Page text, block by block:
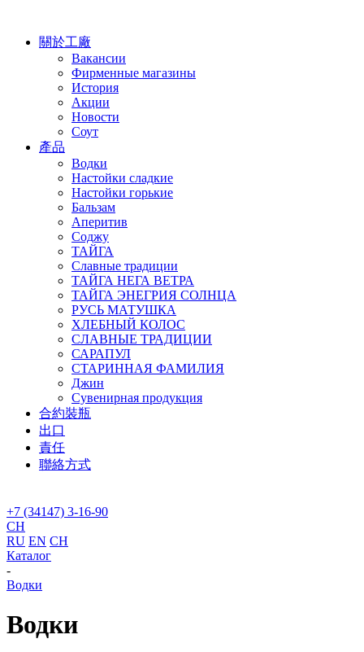
關於工廠
Вакансии
Фирменные магазины
История
Акции
Новости
Соут
產品
Водки
Настойки сладкие
Настойки горькие
Бальзам
Аперитив
Соджу
ТАЙГА
Славные традиции
ТАЙГА НЕГА ВЕТРА
ТАЙГА ЭНЕГРИЯ СОЛНЦА
РУСЬ МАТУШКА
ХЛЕБНЫЙ КОЛОС
СЛАВНЫЕ ТРАДИЦИИ
САРАПУЛ
СТАРИННАЯ ФАМИЛИЯ
Джин
Сувенирная продукция
合約裝瓶
出口
責任
聯絡方式
+7 (34147) 3-16-90
CH
RU EN CH
Каталог
-
Водки
Водки